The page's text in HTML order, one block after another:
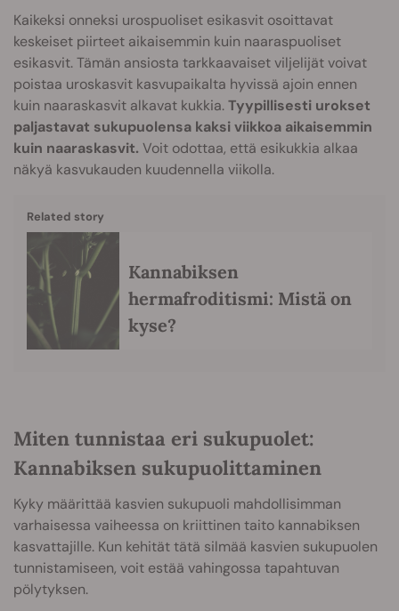
Kaikeksi onneksi urospuoliset esikasvit osoittavat
keskeiset piirteet aikaisemmin kuin naaraspuoliset
esikasvit. Tämän ansiosta tarkkaavaiset viljelijät voivat
poistaa uroskasvit kasvupaikalta hyvissä ajoin ennen
kuin naaraskasvit alkavat kukkia.Tyypillisesti urokset
paljastavat sukupuolensa kaksi viikkoa aikaisemmin
kuin naaraskasvit. Voit odottaa, että esikukkia alkaa
näkyä kasvukauden kuudennella viikolla.
Related story
Kannabiksen
hermafroditismi: Mistä on
kyse?
Miten tunnistaa eri sukupuolet:
Kannabiksen sukupuolittaminen
Kyky määrittää kasvien sukupuoli mahdollisimman
varhaisessa vaiheessa on kriittinen taito kannabiksen
kasvattajille. Kun kehität tätä silmää kasvien sukupuolen
tunnistamiseen, voit estää vahingossa tapahtuvan
pölytyksen.